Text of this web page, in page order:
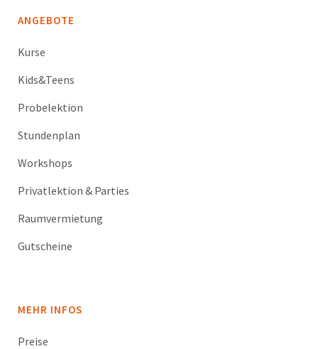
ANGEBOTE
Kurse
Kids&Teens
Probelektion
Stundenplan
Workshops
Privatlektion & Parties
Raumvermietung
Gutscheine
MEHR INFOS
Preise